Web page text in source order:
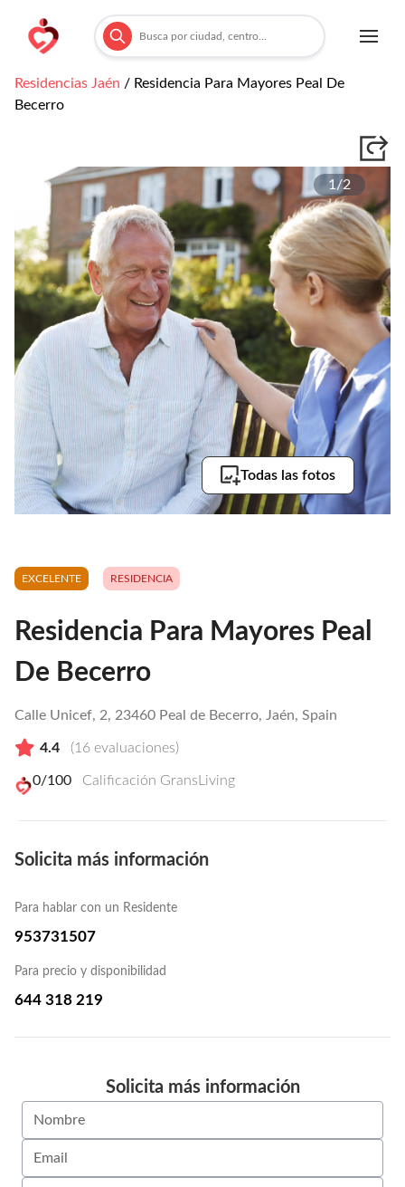
Residencias Jaén / Residencia Para Mayores Peal De
Becerro
1/2
Todas las fotos
EXCELENTE RESIDENCIA
Residencia Para Mayores Peal
De Becerro
Calle Unicef, 2, 23460 Peal de Becerro, Jaén, Spain
4.4 (16 evaluaciones)
0/100 Calificación GransLiving
Solicita más información
Para hablar con un Residente
953731507
Para precio y disponibilidad
644 318 219
Solicita más información